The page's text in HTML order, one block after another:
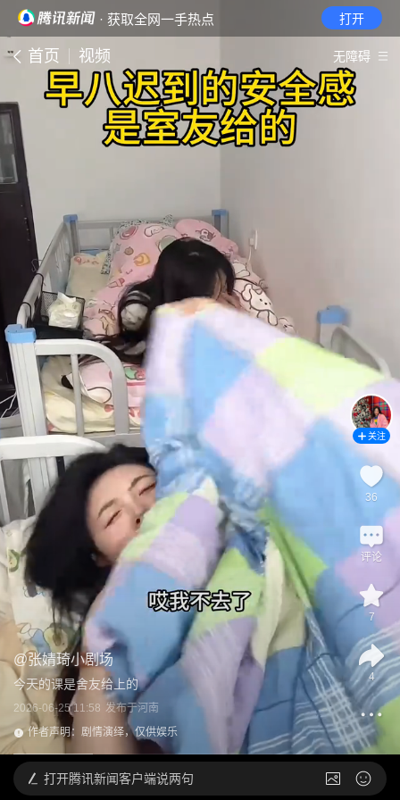
· 获取全网一手热点 打开
首页 视频 无障碍
@张婧琦小剧场
今天的课是舍友给上的
2026-06-25 11:58 发布于河南
作者声明：剧情演绎，仅供娱乐
关注
36
评论
7
4
打开腾讯新闻客户端说两句